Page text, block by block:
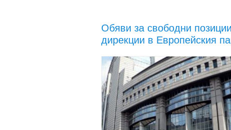
Обяви за свободни
дирекции в Европейския